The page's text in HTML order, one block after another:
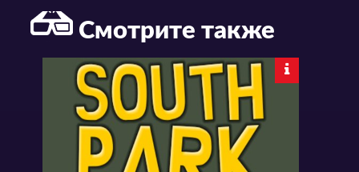
Смотрите также